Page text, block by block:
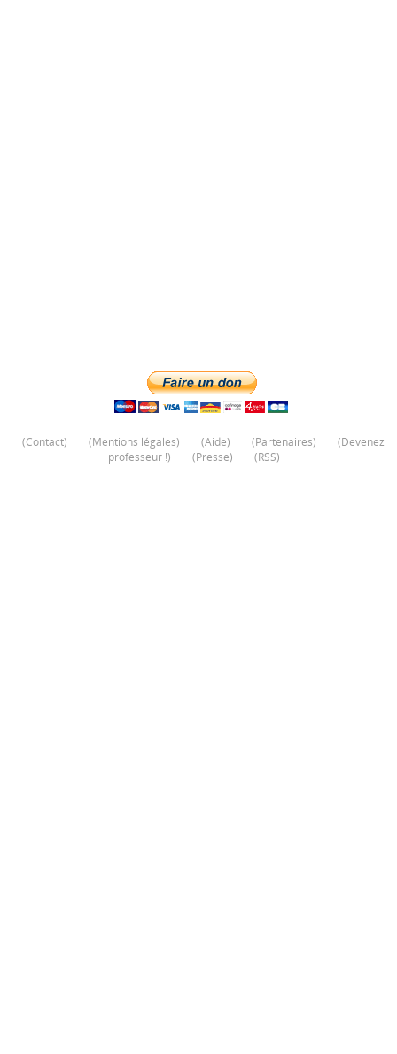
(Contact) (Mentions légales) (Aide) (Partenaires) (Devenez
professeur !) (Presse) (RSS)